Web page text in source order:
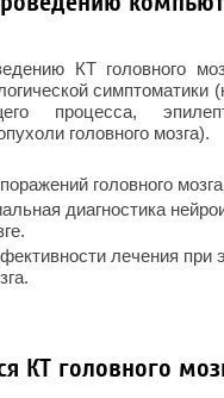
КТ головного
симптоматики
процесса,
головного мозга).
головного
диагностика
лечения при
КТ головного